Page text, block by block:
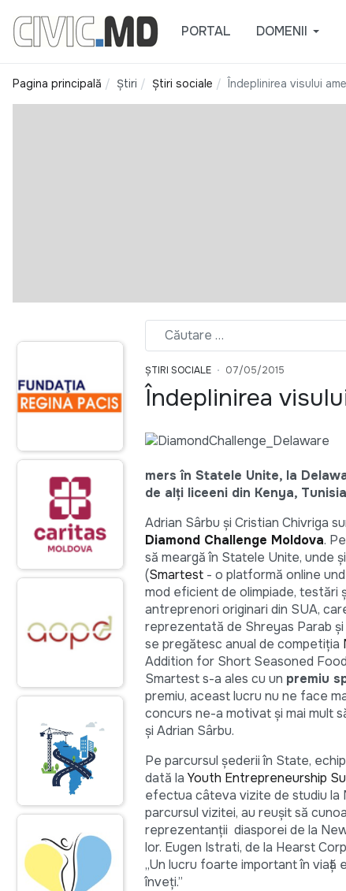
PORTAL DOMENII
Pagina principală Știri Știri sociale Îndeplinirea visului
ȘTIRI SOCIALE 07/05/2015
Îndeplinirea
mers în Statele Unite, la
de alți liceeni din Kenya,
Adrian Sârbu și Cristian Chivriga
Diamond Challenge Moldova.
să meargă în Statele Unite, unde
(Smartest - o platformă online
mod eficient de olimpiade, testări
antreprenori originari din SUA,
reprezentată de Shreyas Parab
se pregătesc anual de competiția
Addition for Short Seasoned
Smartest s-a ales cu un premiu
premiu, aceast lucru nu ne face
concurs ne-a motivat și mai mult
și Adrian Sârbu.
Pe parcursul șederii în State,
dată la Youth Entrepreneurship
efectua câteva vizite de studiu la
parcursul vizitei, au reușit să
reprezentanții diasporei de la
lor. Eugen Istrati, de la Hearst
„Un lucru foarte important în
înveți.”